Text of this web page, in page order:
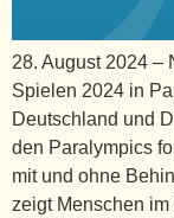
28. August 2024 –
Spielen 2024 in
Deutschland und
den Paralympics
mit und ohne
zeigt Menschen